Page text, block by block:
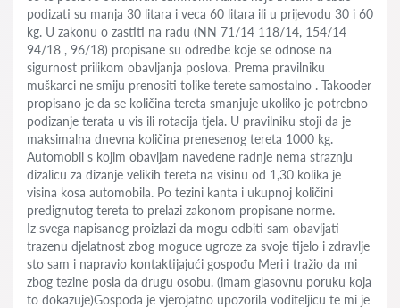
podizati su manja 30 litara i veca 60 litara ili u prijevodu 30 i 60
kg. U zakonu o zastiti na radu (NN 71/14 118/14, 154/14
94/18 , 96/18) propisane su odredbe koje se odnose na
sigurnost prilikom obavljanja poslova. Prema pravilniku
muškarci ne smiju prenositi tolike terete samostalno . Takooder
propisano je da se količina tereta smanjuje ukoliko je potrebno
podizanje terata u vis ili rotacija tjela. U pravilniku stoji da je
maksimalna dnevna količina prenesenog tereta 1000 kg.
Automobil s kojim obavljam navedene radnje nema straznju
dizalicu za dizanje velikih tereta na visinu od 1,30 kolika je
visina kosa automobila. Po tezini kanta i ukupnoj količini
predignutog tereta to prelazi zakonom propisane norme.
Iz svega napisanog proizlazi da mogu odbiti sam obavljati
trazenu djelatnost zbog moguce ugroze za svoje tijelo i zdravlje
sto sam i napravio kontaktijajući gospođu Meri i tražio da mi
zbog tezine posla da drugu osobu. (imam glasovnu poruku koja
to dokazuje)Gospođa je vjerojatno upozorila voditeljicu te mi je